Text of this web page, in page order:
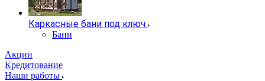
Каркасные бани под ключ
Бани
Акции
Кредитование
Наши работы